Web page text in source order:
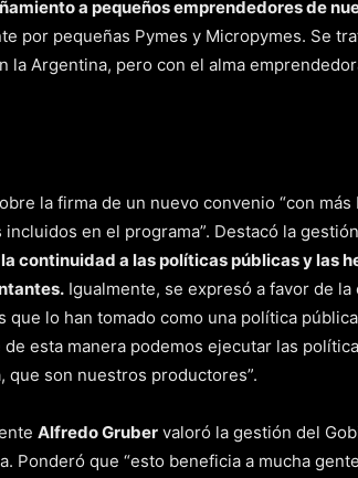
a pequeños emprendedores de
por pequeñas Pymes y Micropymes. Se
la Argentina, pero con el alma
la firma de un nuevo convenio “con
en el programa”. Destacó la
continuidad a las políticas públicas y las
Igualmente, se expresó a favor de
que lo han tomado como una política
esta manera podemos ejecutar las
que son nuestros productores”.
Alfredo Gruber valoró la gestión del
Ponderó que “esto beneficia a mucha